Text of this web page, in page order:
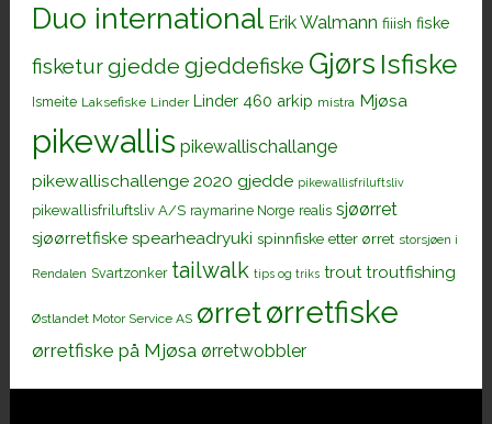
Duo international Erik Walmann fiiish fiske
fisketurgjedde gjeddefiske Gjørs Isfiske
Ismeite Laksefiske Linder Linder 460 arkip mistra Mjøsa
pikewallis pikewallischallange
pikewallischallenge 2020 gjedde pikewallisfriluftsliv
pikewallisfriluftsliv A/S raymarine Norge realis sjøørret
sjøørretfiske spearheadryuki spinnfiske etter ørret storsjøen i
Rendalen Svartzonker tailwalk tips og triks trout troutfishing
Østlandet Motor Service AS ørretørretfiske
ørretfiske på Mjøsa ørretwobbler